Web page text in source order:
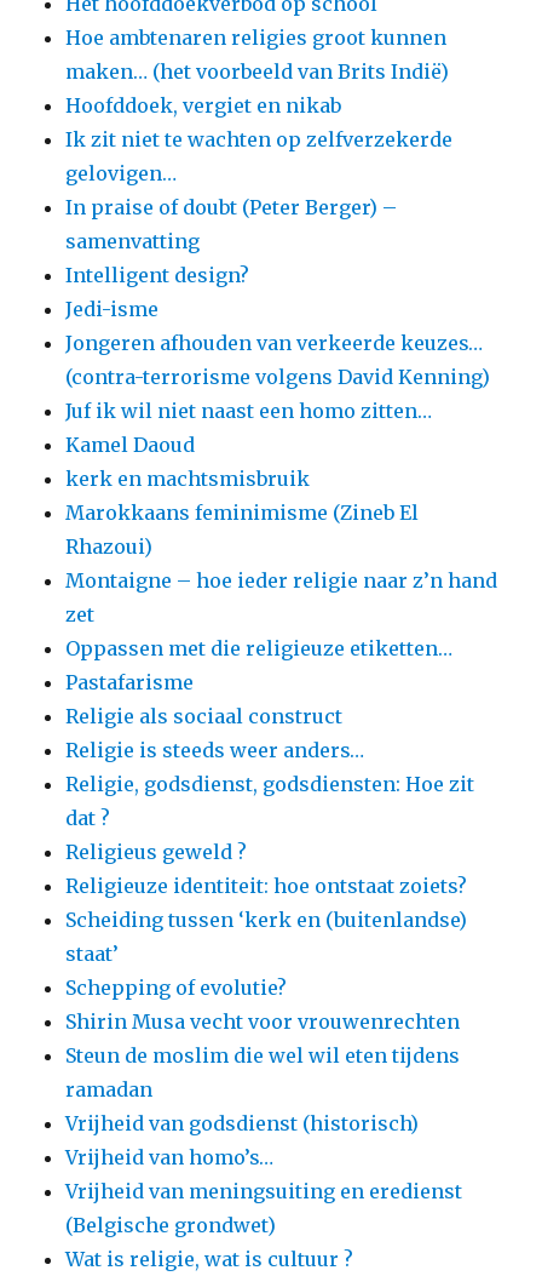
Hoe ambtenaren religies groot kunnen
maken… (het voorbeeld van Brits Indië)
Hoofddoek, vergiet en nikab
Ik zit niet te wachten op zelfverzekerde
gelovigen…
In praise of doubt (Peter Berger) –
samenvatting
Intelligent design?
Jedi-isme
Jongeren afhouden van verkeerde keuzes…
(contra-terrorisme volgens David Kenning)
Juf ik wil niet naast een homo zitten…
Kamel Daoud
kerk en machtsmisbruik
Marokkaans feminimisme (Zineb El
Rhazoui)
Montaigne – hoe ieder religie naar z’n hand
zet
Oppassen met die religieuze etiketten…
Pastafarisme
Religie als sociaal construct
Religie is steeds weer anders…
Religie, godsdienst, godsdiensten: Hoe zit
dat ?
Religieus geweld ?
Religieuze identiteit: hoe ontstaat zoiets?
Scheiding tussen ‘kerk en (buitenlandse)
staat’
Schepping of evolutie?
Shirin Musa vecht voor vrouwenrechten
Steun de moslim die wel wil eten tijdens
ramadan
Vrijheid van godsdienst (historisch)
Vrijheid van homo’s…
Vrijheid van meningsuiting en eredienst
(Belgische grondwet)
Wat is religie, wat is cultuur ?